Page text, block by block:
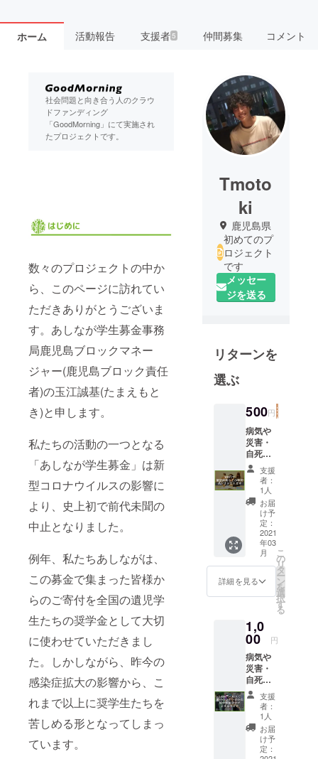
ホーム 活動報告 支援者5 仲間募集 コメント
社会問題と向き合う人のクラウ
ドファンディング
「GoodMorning」にて実施され
たプロジェクトです。
数々のプロジェクトの中か
ら、このページに訪れてい
ただきありがとうございま
す。あしなが学生募金事務
局鹿児島ブロックマネー
ジャー(鹿児島ブロック責任
者)の玉江誠基(たまえもと
き)と申します。
私たちの活動の一つとなる
「あしなが学生募金」は新
型コロナウイルスの影響に
より、史上初で前代未聞の
中止となりました。
例年、私たちあしながは、
この募金で集まった皆様か
らのご寄付を全国の遺児学
生たちの奨学金として大切
に使わせていただきまし
た。しかしながら、昨今の
感染症拡大の影響から、こ
れまで以上に奨学生たちを
苦しめる形となってしまっ
ています。
Tmoto
ki
鹿児島県
初めてのプ
ロジェクト
です
メッセー
ジを送る
リターンを
選ぶ
500円
病気や
災害・
自死で
親を亡
くした
り、親
に障が
いがあ
る家庭
の子ど
も達の
奨学金
として
大切に
使用さ
せてい
ます。
●領収書
を発送
させて
いただ
きま
す。
（2020
年度末
を予
定） ●
活動報
支援
者：
1人
お届
け予
定：
2021
年03
月
詳細を見る
こ
の
リ
タ
ー
ン
を
選
択
す
る
1,0
00 円
病気や
災害・
自死で
親を亡
くした
り、親
に障が
いがあ
る家庭
支援
者：
1人
お届
け予
定：